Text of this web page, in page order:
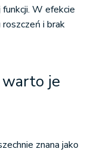
W efekcie
i brak
je
znana jako